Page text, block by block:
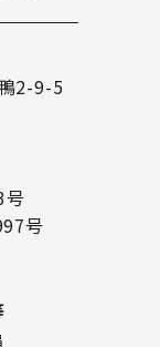
2-9-5
号
号